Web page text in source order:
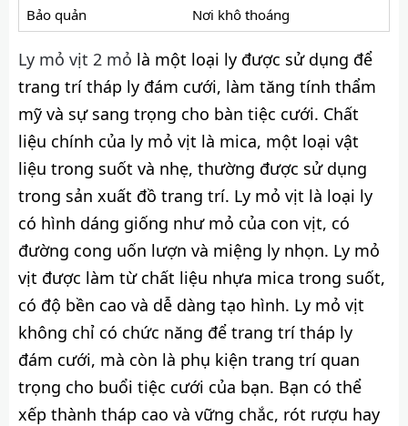
Bảo quản
Nơi khô thoáng
Ly mỏ vịt 2 mỏ là một loại ly được sử dụng để
trang trí tháp ly đám cưới, làm tăng tính thẩm
mỹ và sự sang trọng cho bàn tiệc cưới. Chất
liệu chính của ly mỏ vịt là mica, một loại vật
liệu trong suốt và nhẹ, thường được sử dụng
trong sản xuất đồ trang trí. Ly mỏ vịt là loại ly
có hình dáng giống như mỏ của con vịt, có
đường cong uốn lượn và miệng ly nhọn. Ly mỏ
vịt được làm từ chất liệu nhựa mica trong suốt,
có độ bền cao và dễ dàng tạo hình. Ly mỏ vịt
không chỉ có chức năng để trang trí tháp ly
đám cưới, mà còn là phụ kiện trang trí quan
trọng cho buổi tiệc cưới của bạn. Bạn có thể
xếp thành tháp cao và vững chắc, rót rượu hay